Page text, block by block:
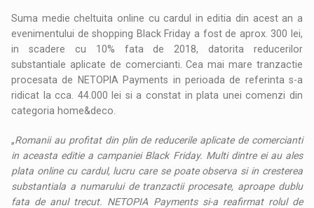
Suma medie cheltuita online cu cardul in editia din acest an a
evenimentului de shopping Black Friday a fost de aprox. 300 lei,
in scadere cu 10% fata de 2018, datorita reducerilor
substantiale aplicate de comercianti. Cea mai mare tranzactie
procesata de NETOPIA Payments in perioada de referinta s-a
ridicat la cca. 44.000 lei si a constat in plata unei comenzi din
categoria home&deco.
„Romanii au profitat din plin de reducerile aplicate de comercianti
in aceasta editie a campaniei Black Friday. Multi dintre ei au ales
plata online cu cardul, lucru care se poate observa si in cresterea
substantiala a numarului de tranzactii procesate, aproape dublu
fata de anul trecut. NETOPIA Payments si-a reafirmat rolul de